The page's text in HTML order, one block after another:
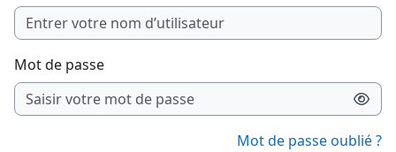
Mot de passe
Mot de passe oublié ?